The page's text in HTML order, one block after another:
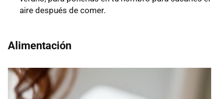
aire después de comer.
Alimentación